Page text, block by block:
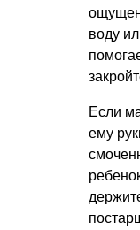
воду
Если
ему